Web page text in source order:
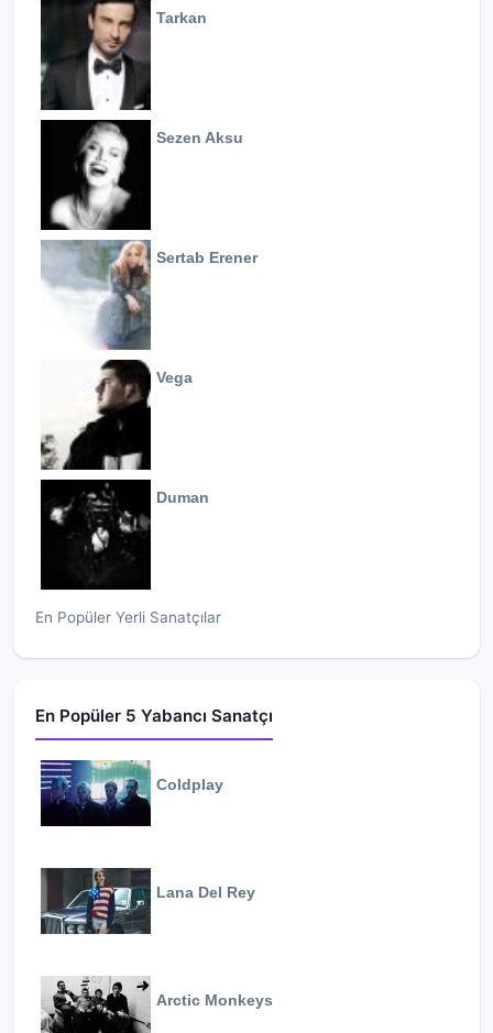
Tarkan
Sezen Aksu
Sertab Erener
Vega
Duman
En Popüler Yerli Sanatçılar
En Popüler 5 Yabancı Sanatçı
Coldplay
Lana Del Rey
Arctic Monkeys